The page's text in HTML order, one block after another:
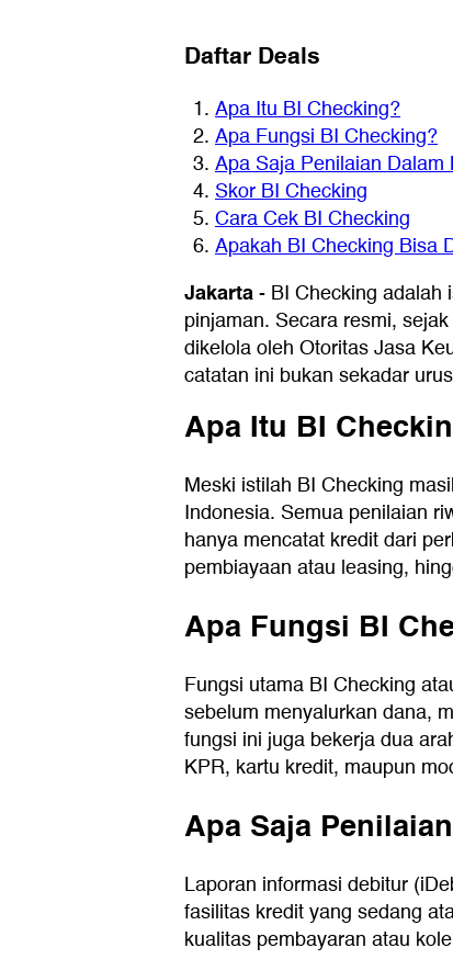
Daftar Deals
Apa Itu BI Checking?
Apa Fungsi BI Checking?
Apa Saja Penilaian Dalam
Skor BI Checking
Cara Cek BI Checking
Apakah BI Checking Bisa
Jakarta- BI Checking adalah
pinjaman. Secara resmi,
dikelola oleh Otoritas Jasa
catatan ini bukan sekadar
Apa Itu BI
Meski istilah BI Checking
Indonesia. Semua penilaian
hanya mencatat kredit dari
pembiayaan atau leasing,
Apa Fungsi BI
Fungsi utama BI Checking
sebelum menyalurkan dana,
fungsi ini juga bekerja dua
KPR, kartu kredit, maupun
Apa Saja
Laporan informasi debitur
fasilitas kredit yang sedang
kualitas pembayaran atau